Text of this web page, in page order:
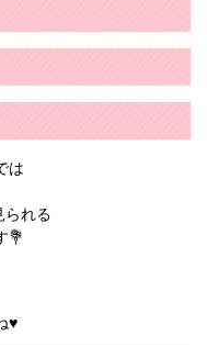
は
られる
💐
♥️